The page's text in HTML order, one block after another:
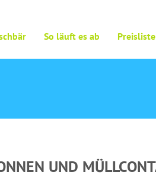
So läuft es ab Preisliste
UND